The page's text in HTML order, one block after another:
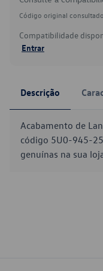
Código original
Compatibilidade
Entrar
Descrição
Acabamento de
código 5U0-945-
genuínas na sua